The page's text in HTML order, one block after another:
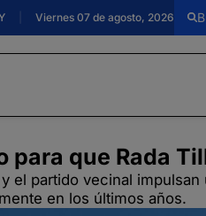
Viernes 07 de agosto, 2026
para que Rada
el partido vecinal
en los últimos años.